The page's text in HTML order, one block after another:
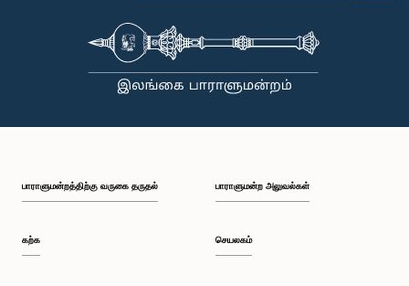
பாராளுமன்றத்திற்கு வருகை தருதல்
கற்க
பாராளுமன்ற அலுவல்கள்
செயலகம்